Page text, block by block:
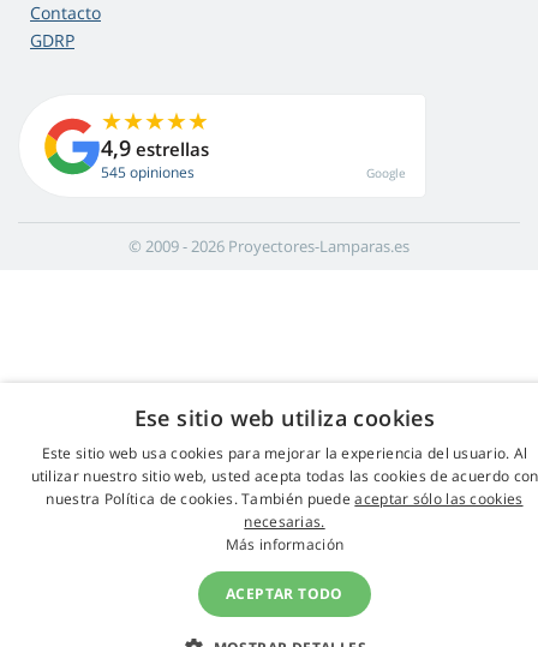
Contacto
GDRP
4,9 estrellas
545 opiniones Google
© 2009 - 2026 Proyectores-Lamparas.es
Ese sitio web utiliza cookies
Este sitio web usa cookies para mejorar la experiencia del usuario. Al
utilizar nuestro sitio web, usted acepta todas las cookies de acuerdo con
nuestra Política de cookies. También puedeaceptar sólo las cookies
necesarias.
Más información
ACEPTAR TODO